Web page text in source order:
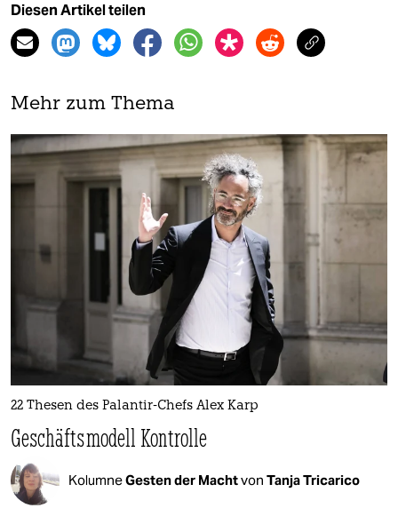
Diesen Artikel teilen
Mehr zum Thema
22 Thesen des Palantir-Chefs Alex Karp
Geschäftsmodell Kontrolle
KolumneGesten der Machtvon Tanja Tricarico